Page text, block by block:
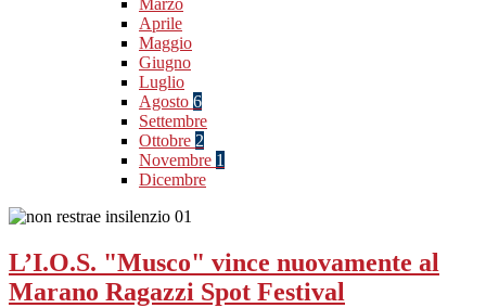
Marzo
Aprile
Maggio
Giugno
Luglio
Agosto 6
Settembre
Ottobre 2
Novembre 1
Dicembre
L’I.O.S. "Musco" vince nuovamente al
Marano Ragazzi Spot Festival